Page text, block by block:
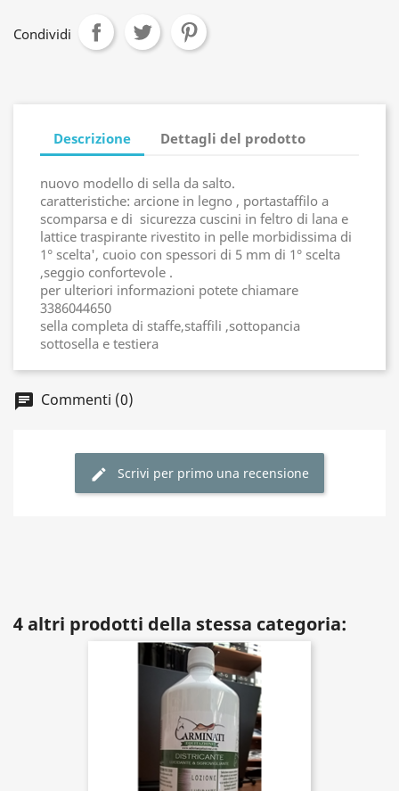
Condividi
Descrizione Dettagli del prodotto
nuovo modello di sella da salto.
caratteristiche: arcione in legno , portastaffilo a
scomparsa e di sicurezza cuscini in feltro di lana e
lattice traspirante rivestito in pelle morbidissima di
1° scelta', cuoio con spessori di 5 mm di 1° scelta
,seggio confortevole .
per ulteriori informazioni potete chiamare
3386044650
sella completa di staffe,staffili ,sottopancia
sottosella e testiera
Commenti (0)
Scrivi per primo una recensione
4 altri prodotti della stessa categoria: